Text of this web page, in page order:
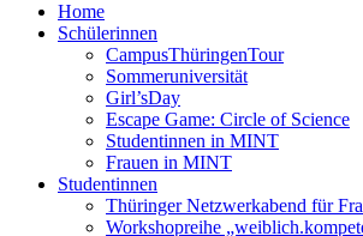
Home
Schülerinnen
CampusThüringenTour
Sommeruniversität
Girl’sDay
Escape Game: Circle of Science
Studentinnen in MINT
Frauen in MINT
Studentinnen
Thüringer Netzwerkabend für
Workshopreihe